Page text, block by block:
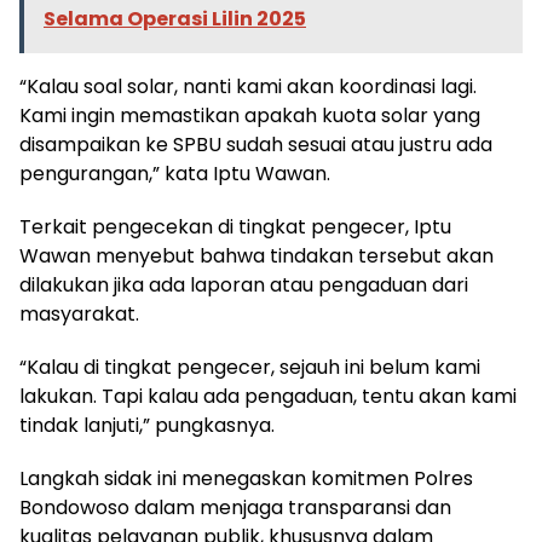
Selama Operasi Lilin 2025
“Kalau soal solar, nanti kami akan koordinasi lagi.
Kami ingin memastikan apakah kuota solar yang
disampaikan ke SPBU sudah sesuai atau justru ada
pengurangan,” kata Iptu Wawan.
Terkait pengecekan di tingkat pengecer, Iptu
Wawan menyebut bahwa tindakan tersebut akan
dilakukan jika ada laporan atau pengaduan dari
masyarakat.
“Kalau di tingkat pengecer, sejauh ini belum kami
lakukan. Tapi kalau ada pengaduan, tentu akan kami
tindak lanjuti,” pungkasnya.
Langkah sidak ini menegaskan komitmen Polres
Bondowoso dalam menjaga transparansi dan
kualitas pelayanan publik, khususnya dalam